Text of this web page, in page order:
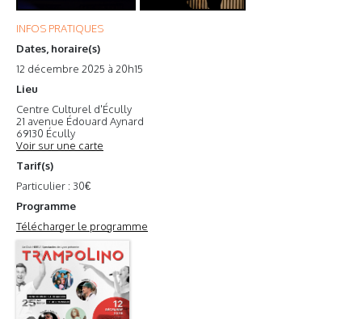
INFOS PRATIQUES
Dates, horaire(s)
12 décembre 2025 à 20h15
Lieu
Centre Culturel d'Écully
21 avenue Édouard Aynard
69130 Écully
Voir sur une carte
Tarif(s)
Particulier : 30€
Programme
Télécharger le programme